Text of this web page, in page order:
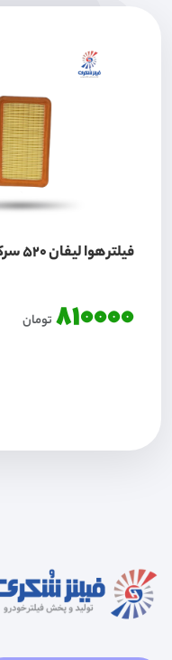
فیلتر هوا لیفان 520 سرکان 1336
810000 تومان